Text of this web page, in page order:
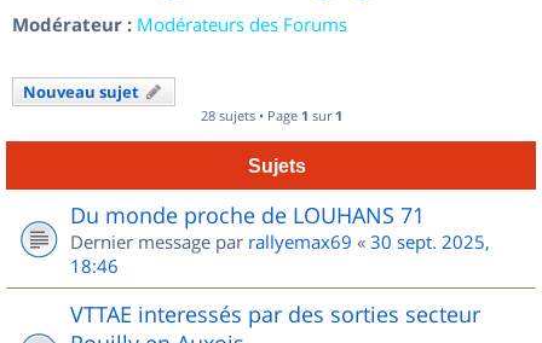
Modérateur : Modérateurs des Forums
Nouveau sujet
28 sujets • Page 1 sur 1
Sujets
Du monde proche de LOUHANS 71
Dernier message par rallyemax69 « 30 sept. 2025,
18:46
VTTAE interessés par des sorties secteur